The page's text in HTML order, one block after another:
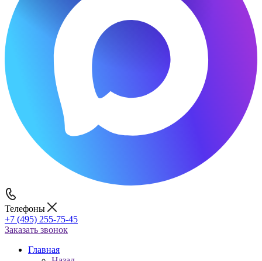
Телефоны
+7 (495) 255-75-45
Заказать звонок
Главная